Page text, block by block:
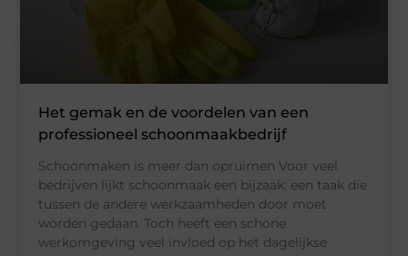
Het gemak en de voordelen van een
professioneel schoonmaakbedrijf
Schoonmaken is meer dan opruimen Voor veel
bedrijven lijkt schoonmaak een bijzaak: een taak die
tussen de andere werkzaamheden door moet
worden gedaan. Toch heeft een schone
werkomgeving veel invloed op het dagelijkse